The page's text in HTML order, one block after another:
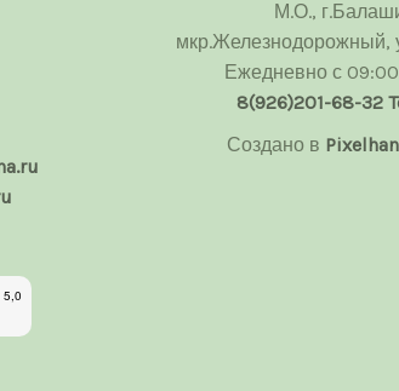
М.О.,
мкр.Железнодорожный,
Ежедневно с
8(926)201-68-32
Создано в